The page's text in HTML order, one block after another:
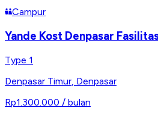
Campur
Yande Kost Denpasar
Type 1
Denpasar Timur Denpasar
Rp1.300.000 / bulan